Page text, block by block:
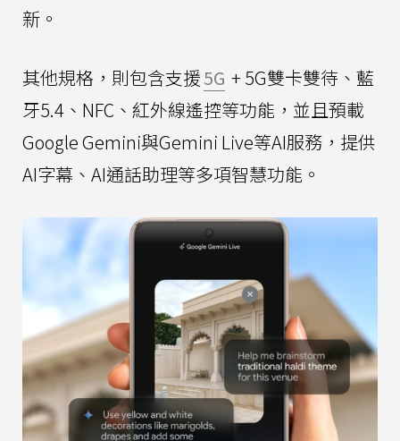
新。
其他規格，則包含支援5G + 5G雙卡雙待、藍
牙5.4、NFC、紅外線遙控等功能，並且預載
Google Gemini與Gemini Live等AI服務，提供
AI字幕、AI通話助理等多項智慧功能。